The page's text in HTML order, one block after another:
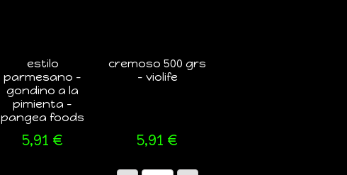
estilo
parmesano –
gondino a la
pimienta –
pangea foods
5,91 €
cremoso 500 grs
– violife
5,91 €